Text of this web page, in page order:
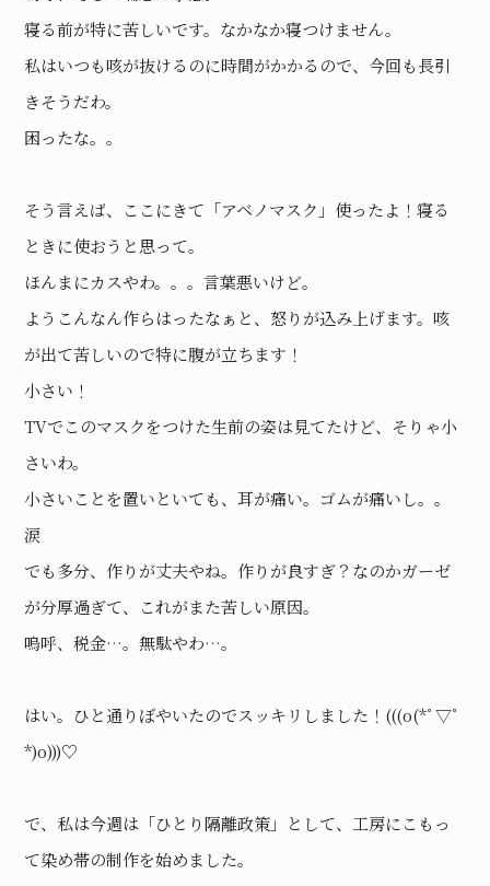
寝る前が特に苦しいです。なかなか寝つけません。
私はいつも咳が抜けるのに時間がかかるので、今回も長引
きそうだわ。
困ったな。。
そう言えば、ここにきて「アベノマスク」使ったよ！寝る
ときに使おうと思って。
ほんまにカスやわ。。。言葉悪いけど。
ようこんなん作らはったなぁと、怒りが込み上げます。咳
が出て苦しいので特に腹が立ちます！
小さい！
TVでこのマスクをつけた生前の姿は見てたけど、そりゃ小
さいわ。
小さいことを置いといても、耳が痛い。ゴムが痛いし。。
涙
でも多分、作りが丈夫やね。作りが良すぎ？なのかガーゼ
が分厚過ぎて、これがまた苦しい原因。
嗚呼、税金…。無駄やわ…。
はい。ひと通りぼやいたのでスッキリしました！(((o(*ﾟ▽ﾟ
*)o)))♡
で、私は今週は「ひとり隔離政策」として、工房にこもっ
て染め帯の制作を始めました。